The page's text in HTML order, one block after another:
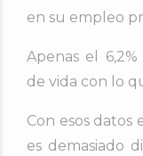
en su empleo
Apenas el
de vida con lo
Con esos datos
es demasiado